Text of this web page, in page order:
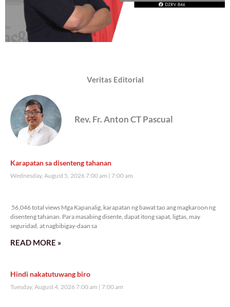
Veritas Editorial
Rev. Fr. Anton CT Pascual
Karapatan sa disenteng tahanan
Wednesday, August 5, 2026 7:00 am 7:00 am
56,046 total views Mga Kapanalig, karapatan ng bawat tao ang magkaroon ng
disenteng tahanan. Para masabing disente, dapat itong sapat, ligtas, may
seguridad, at nagbibigay-daan sa
READ MORE »
Hindi nakatutuwang biro
Tuesday, August 4, 2026 7:00 am 7:00 am